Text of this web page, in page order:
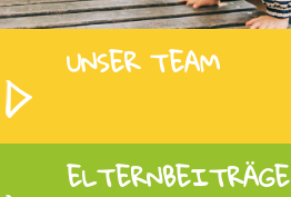
UNSER TEAM
ELTERNBEITRÄGE